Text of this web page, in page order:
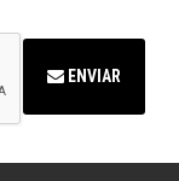
ENVIAR